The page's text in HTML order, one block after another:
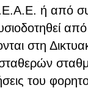
ή από
στη
του